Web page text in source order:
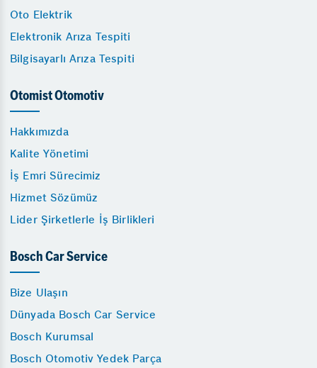
Oto Elektrik
Elektronik Arıza Tespiti
Bilgisayarlı Arıza Tespiti
Otomist Otomotiv
Hakkımızda
Kalite Yönetimi
İş Emri Sürecimiz
Hizmet Sözümüz
Lider Şirketlerle İş Birlikleri
Bosch Car Service
Bize Ulaşın
Dünyada Bosch Car Service
Bosch Kurumsal
Bosch Otomotiv Yedek Parça